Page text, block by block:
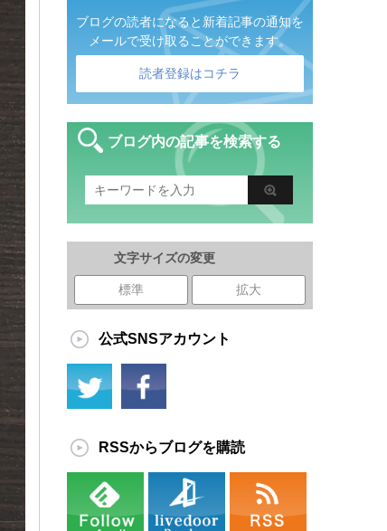
ブログの読者になると新着記事の通知を
メールで受け取ることができます。
読者登録はコチラ
ブログ内の記事を検索する
文字サイズの変更
標準 拡大
公式SNSアカウント
RSSからブログを購読